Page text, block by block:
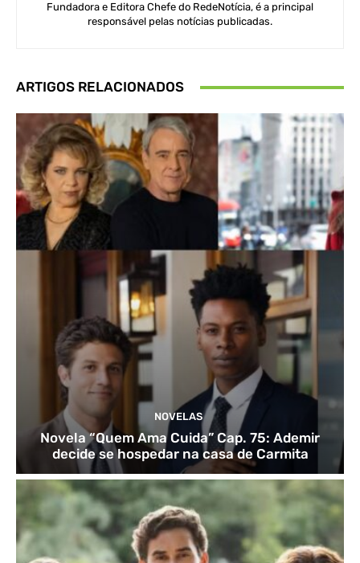
Fundadora e Editora Chefe do RedeNotícia, é a principal
responsável pelas notícias publicadas.
ARTIGOS RELACIONADOS
NOVELAS
Novela “Quem Ama Cuida” Cap. 75: Ademir
decide se hospedar na casa de Carmita